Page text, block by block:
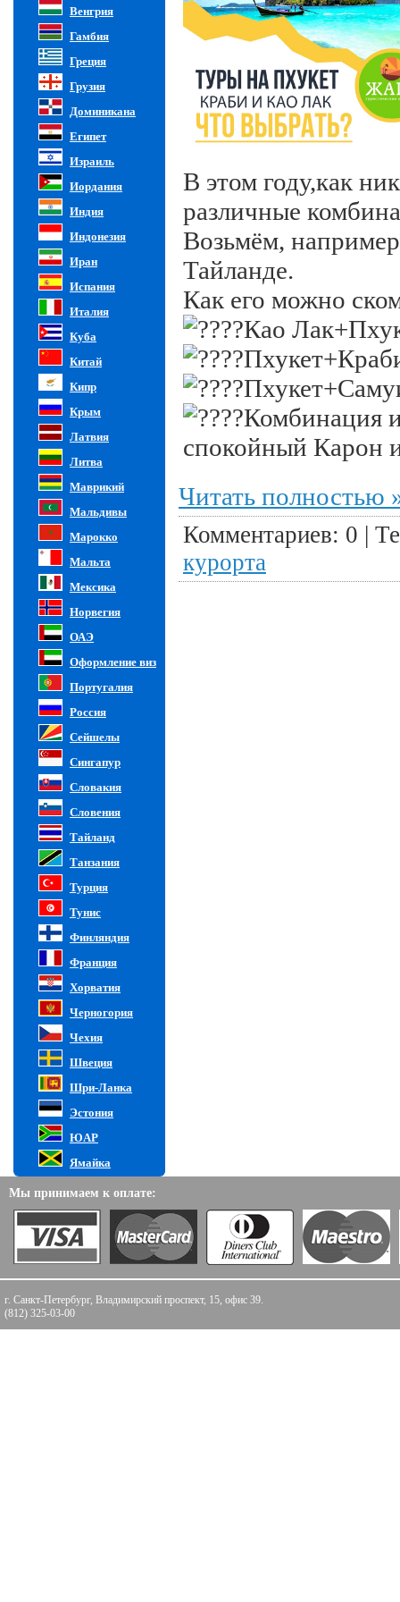
Венгрия
Гамбия
Греция
Грузия
Доминикана
Египет
Израиль
Иордания
Индия
Индонезия
Иран
Испания
Италия
Куба
Китай
Кипр
Крым
Латвия
Литва
Маврикий
Мальдивы
Марокко
Мальта
Мексика
Норвегия
ОАЭ
Оформление виз
Португалия
Россия
Сейшелы
Сингапур
Словакия
Словения
Тайланд
Танзания
Турция
Тунис
Финляндия
Франция
Хорватия
Черногория
Чехия
Швеция
Шри-Ланка
Эстония
ЮАР
Ямайка
В этом году,как
различные
Возьмём,
Тайланде.
Как его можно
Као
Комбинация
спокойный Карон
Читать полностью
Комментариев: 0 |
курорта
Мы принимаем к оплате:
г. Санкт-Петербург, Владимирский проспект, 15, офис 39.
(812) 325-03-00